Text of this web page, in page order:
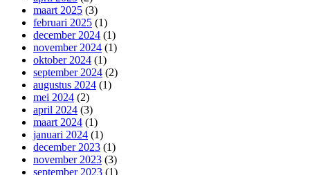
maart 2025 (3)
februari 2025 (1)
december 2024 (1)
november 2024 (1)
oktober 2024 (1)
september 2024 (2)
augustus 2024 (1)
mei 2024 (2)
april 2024 (3)
maart 2024 (1)
januari 2024 (1)
december 2023 (1)
november 2023 (3)
september 2023 (1)